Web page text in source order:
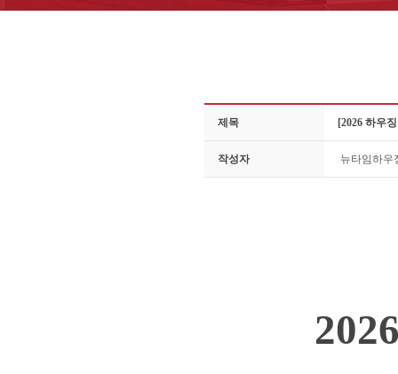
제목 [2026 하우
작성자 뉴타임하우